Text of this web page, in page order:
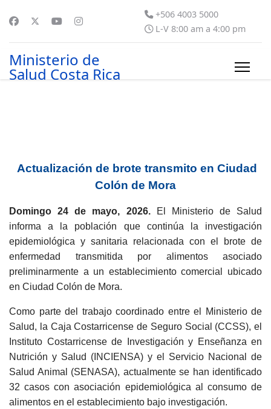
+506 4003 5000
L-V 8:00 am a 4:00 pm
Ministerio de
Salud Costa Rica
Actualización de brote transmito en Ciudad
Colón de Mora
Domingo 24 de mayo, 2026.
El Ministerio de Salud
informa a la población que continúa la investigación
epidemiológica y sanitaria relacionada con el brote de
enfermedad transmitida por alimentos asociado
preliminarmente a un establecimiento comercial ubicado
en Ciudad Colón de Mora.
Como parte del trabajo coordinado entre el Ministerio de
Salud, la Caja Costarricense de Seguro Social (CCSS), el
Instituto Costarricense de Investigación y Enseñanza en
Nutrición y Salud (INCIENSA) y el Servicio Nacional de
Salud Animal (SENASA), actualmente se han identificado
32 casos con asociación epidemiológica al consumo de
alimentos en el establecimiento bajo investigación.